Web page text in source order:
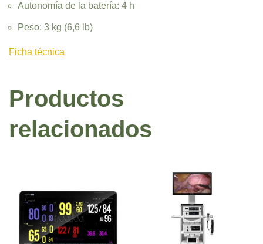
Autonomía de la batería: 4 h
Peso: 3 kg (6,6 lb)
Ficha técnica
Productos
relacionados